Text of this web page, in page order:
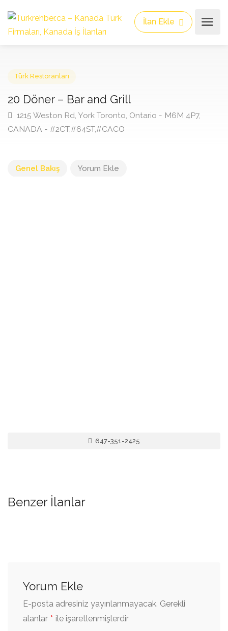
İlan Ekle
20 Döner – Bar and Grill
1215 Weston Rd, York Toronto, Ontario - M6M 4P7,
Genel Bakış Yorum Ekle
647-351-2425
Benzer İlanlar
Yorum Ekle
E-posta adresiniz yayınlanmayacak. Gerekli
alanlar * ile işaretlenmişlerdir